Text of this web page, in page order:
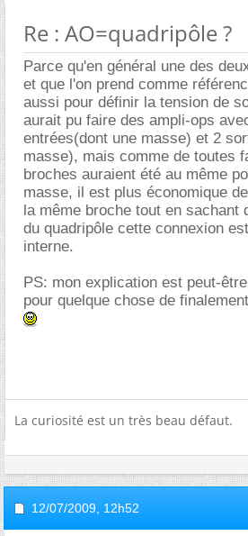
Re : AO=quadripôle ?
Parce qu'en général une des
et que l'on prend comme
aussi pour définir la tension de
aurait pu faire des ampli-ops
entrées(dont une masse) et 2
masse), mais comme de toutes
broches auraient été au même
masse, il est plus économique
la même broche tout en sachant
du quadripôle cette connexion
interne.
PS: mon explication est peut-
pour quelque chose de
La curiosité est un très beau défaut.
12/07/2009, 12h52